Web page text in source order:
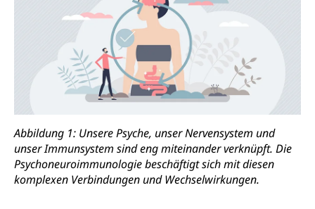
Abbildung 1: Unsere Psyche, unser Nervensystem und
unser Immunsystem sind eng miteinander verknüpft. Die
Psychoneuroimmunologie beschäftigt sich mit diesen
komplexen Verbindungen und Wechselwirkungen.